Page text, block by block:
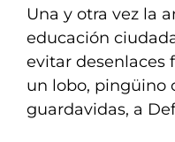
Una y otra vez la
educación
evitar desenlaces
un lobo, pingüino
guardavidas, a